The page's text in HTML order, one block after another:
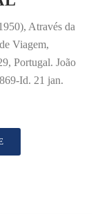
Através da
Viagem,
Portugal. João
Id. 21 jan.